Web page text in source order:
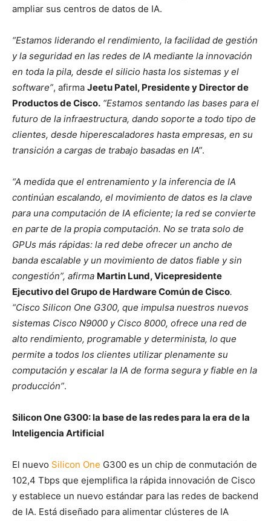
ampliar sus centros de datos de IA.
“Estamos liderando el rendimiento, la facilidad de gestión
y la seguridad en las redes de IA mediante la innovación
en toda la pila, desde el silicio hasta los sistemas y el
software”, afirma Jeetu Patel, Presidente y Director de
Productos de Cisco. “Estamos sentando las bases para el
futuro de la infraestructura, dando soporte a todo tipo de
clientes, desde hiperescaladores hasta empresas, en su
transición a cargas de trabajo basadas en IA”.
“A medida que el entrenamiento y la inferencia de IA
continúan escalando, el movimiento de datos es la clave
para una computación de IA eficiente; la red se convierte
en parte de la propia computación. No se trata solo de
GPUs más rápidas: la red debe ofrecer un ancho de
banda escalable y un movimiento de datos fiable y sin
congestión”, afirma Martin Lund, Vicepresidente
Ejecutivo del Grupo de Hardware Común de Cisco.
“Cisco Silicon One G300, que impulsa nuestros nuevos
sistemas Cisco N9000 y Cisco 8000, ofrece una red de
alto rendimiento, programable y determinista, lo que
permite a todos los clientes utilizar plenamente su
computación y escalar la IA de forma segura y fiable en la
producción”.
Silicon One G300: la base de las redes para la era de la
Inteligencia Artificial
El nuevo Silicon One G300 es un chip de conmutación de
102,4 Tbps que ejemplifica la rápida innovación de Cisco
y establece un nuevo estándar para las redes de backend
de IA. Está diseñado para alimentar clústeres de IA